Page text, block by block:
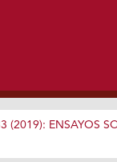
(2019): ENSAYOS